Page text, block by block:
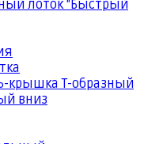
лоток "Быстрый
крышка Т-образный
вниз